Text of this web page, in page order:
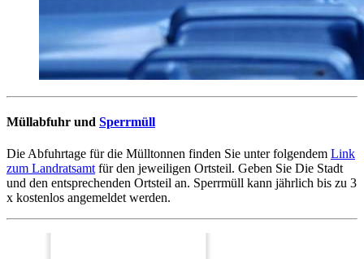
Müllabfuhr und Sperrmüll
Die Abfuhrtage für die Mülltonnen finden Sie unter folgendem Link
zum Landratsamtfür den jeweiligen Ortsteil. Geben Sie Die Stadt
und den entsprechenden Ortsteil an. Sperrmüll kann jährlich bis zu 3
x kostenlos angemeldet werden.